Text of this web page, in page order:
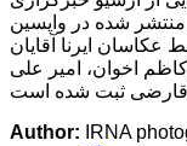
شده در واپسین
ایرنا آقایان
اخوان، امیر علی
Author:
IRNA